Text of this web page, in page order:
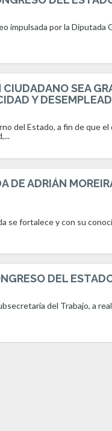
impulsada por la Diputada
SEA
Y
del Estado, a fin de que
DE ADRIÁN
se fortalece y con su
DEL
del Trabajo, a